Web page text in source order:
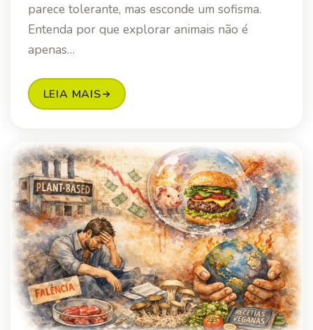
parece tolerante, mas esconde um sofisma.
Entenda por que explorar animais não é
apenas…
LEIA MAIS